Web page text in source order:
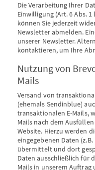
Die Verarbeitung Ihrer
Einwilligung (Art. 6 Abs. 1
können Sie jederzeit
Newsletter abmelden.
unserer Newsletter.
kontaktieren, um Ihre
Nutzung von
Mails
Versand von
(ehemals Sendinblue)
transaktionalen E-Mails,
Mails nach dem
Website. Hierzu werden
eingegebenen Daten
übermittelt und dort
Daten ausschließlich für
Mails in unserem